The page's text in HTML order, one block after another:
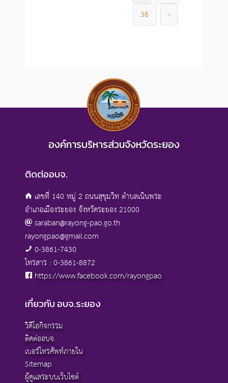
38
›
องค์การบริหารส่วนจังหวัดระยอง
ติดต่ออบจ.
เลขที่ 140 หมู่ 2 ถนนสุขุมวิท ตำบลเนินพระ
อำเภอเมืองระยอง จังหวัดระยอง 21000
saraban@rayong-pao.go.th
rayongpao@gmail.com
0-3861-7430
โทรสาร : 0-3861-8872
https://www.facebook.com/rayongpao
เกี่ยวกับ อบจ.ระยอง
วิดีโอกิจกรรม
ติดต่ออบจ.
เบอร์โทรศัพท์ภายใน
Sitemap
ผู้ดูแลระบบเว็บไซต์